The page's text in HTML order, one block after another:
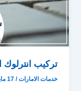
تركيب
خدمات الامارات/17 مايو، 2026